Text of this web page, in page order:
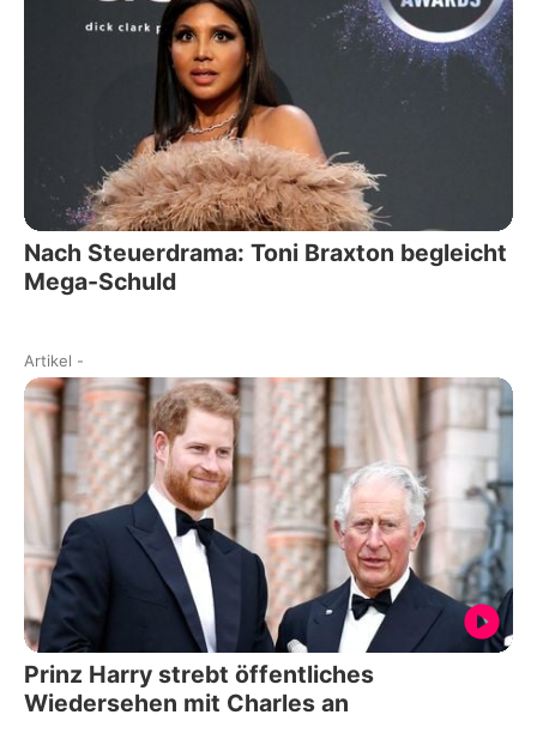
Nach Steuerdrama: Toni Braxton begleicht
Mega-Schuld
Artikel -
Prinz Harry strebt öffentliches
Wiedersehen mit Charles an